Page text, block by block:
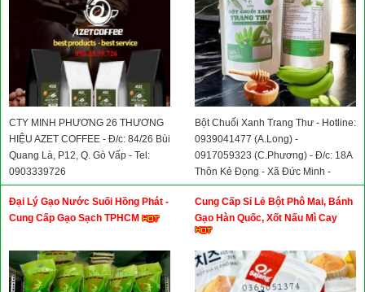
CTY MINH PHƯƠNG 26 THƯƠNG
HIỆU AZET COFFEE - Đ/c: 84/26 Bùi
Quang Là, P12, Q. Gò Vấp - Tel:
0903339726
Bột Chuối Xanh Trang Thư - Hotline:
0939041477 (A.Long) -
0917059323 (C.Phương) - Đ/c: 18A
Thôn Kẻ Đọng - Xã Đức Minh -
Huyện ĐăkMil - Tỉnh Đăknông
Đại Lý Gạo Nước Suối Hồng Phát -
Cung Cấp Gạo Sạch TPHCM
Cung Cấp Sỉ Lẻ Bột Phô Mai, Bánh
Gạo Hàn Quốc, Xốt Nấu Mì Cay